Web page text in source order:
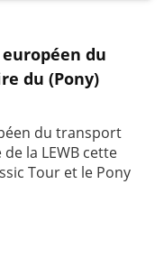
du
du (Pony)
du transport
la LEWB cette
Tour et le Pony